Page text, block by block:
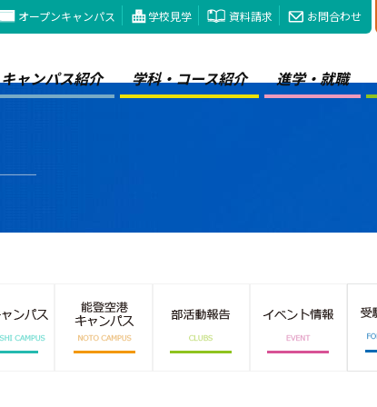
オープンキャンパス 学校見学 資料請求 お問合わせ
キャンパス紹介 学科・コース紹介 進学・就職